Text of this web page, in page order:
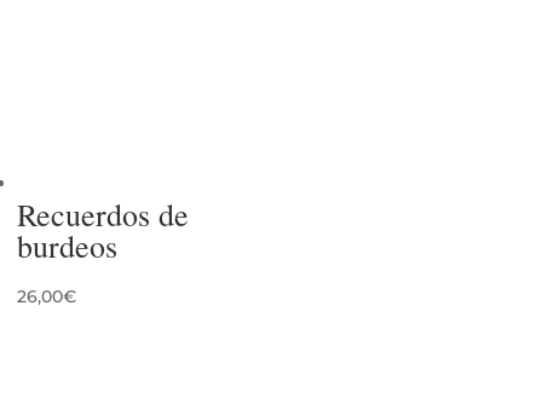
Recuerdos de
burdeos
26,00€